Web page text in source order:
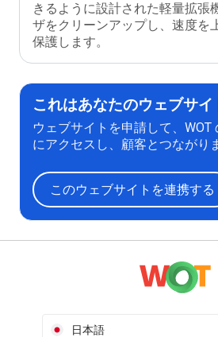
きるように設計された軽量拡張
ザをクリーンアップし、速度を
保護します。
これはあなたのウェブサイ
ウェブサイトを申請して、WOT
にアクセスし、顧客とつながり
このウェブサイトを連携する
日本語